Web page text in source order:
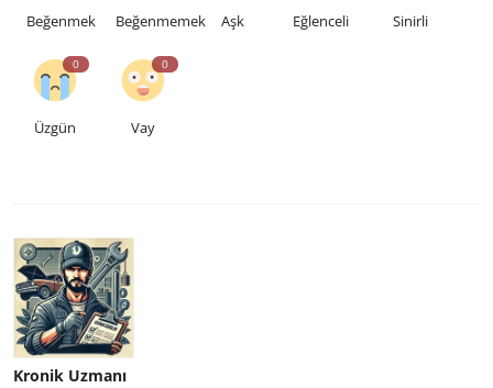
Beğenmek Beğenmemek Aşk Eğlenceli Sinirli
0
Üzgün
0
Vay
Kronik Uzmanı